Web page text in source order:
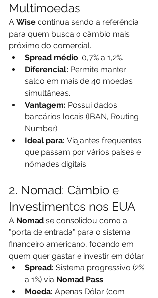
Multimoedas
A Wise continua sendo a referência
para quem busca o câmbio mais
próximo do comercial.
Spread médio: 0,7% a 1,2%.
Diferencial: Permite manter
saldo em mais de 40 moedas
simultâneas.
Vantagem: Possui dados
bancários locais (IBAN, Routing
Number).
Ideal para: Viajantes frequentes
que passam por vários países e
nômades digitais.
2. Nomad: Câmbio e
Investimentos nos EUA
A Nomad se consolidou como a
"porta de entrada" para o sistema
financeiro americano, focando em
quem quer gastar e investir em dólar.
Spread: Sistema progressivo (2%
a 1%) via Nomad Pass.
Moeda: Apenas Dólar (com